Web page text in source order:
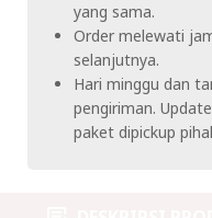
yang sama.
Order melewati
selanjutnya.
Hari minggu dan
pengiriman.
paket dipickup